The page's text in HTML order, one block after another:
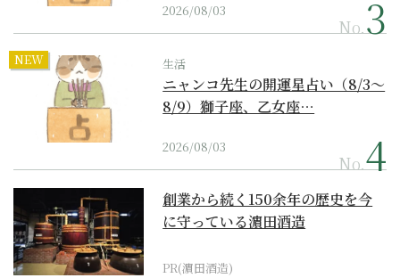
2026/08/03
No.
NEW 生活
ニャンコ先生の開運星占い（8/3～
8/9）獅子座、乙女座…
2026/08/03
No.
創業から続く150余年の歴史を今
に守っている濵田酒造
PR(濵田酒造)